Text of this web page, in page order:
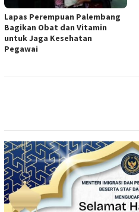
Lapas Perempuan Palembang
Bagikan Obat dan Vitamin
untuk Jaga Kesehatan
Pegawai